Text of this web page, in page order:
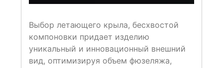
Выбор летающего крыла, бесхвостой
компоновки придает изделию
уникальный и инновационный внешний
вид, оптимизируя объем фюзеляжа,